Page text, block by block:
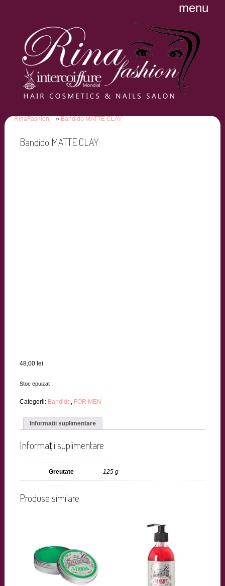
menu
RinaFashion Bandido MATTE CLAY
Bandido MATTE CLAY
48,00 lei
Stoc epuizat
Categorii: Bandido, FOR MEN
Informații suplimentare
Informații suplimentare
Greutate 125 g
Produse similare